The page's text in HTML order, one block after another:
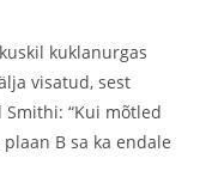
kuklanurgas
visatud, sest
“Kui mõtled
B sa ka endale